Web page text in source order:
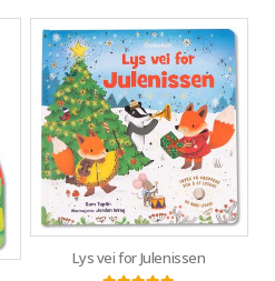
Lys vei for Julenissen